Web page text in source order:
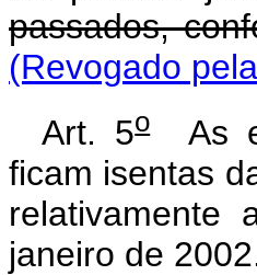
passados,
(Revogado
Art. 5oAs
ficam isentas
janeiro de